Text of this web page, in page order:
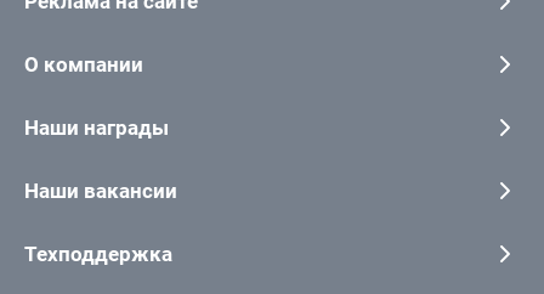
О компании
Наши награды
Наши вакансии
Техподдержка